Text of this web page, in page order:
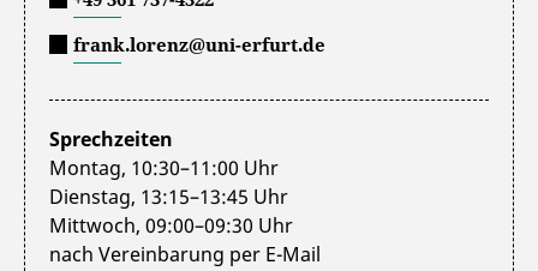
Info-Paket "Anglistik/Amerikanistik"
zum Download-Center
frank.lorenz@uni-erfurt.de
Sprechzeiten
Montag, 10:30–11:00 Uhr
Dienstag, 13:15–13:45 Uhr
Mittwoch, 09:00–09:30 Uhr
nach Vereinbarung per E-Mail